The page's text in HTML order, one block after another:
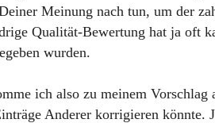
Meinung nach tun, um der
Qualität-Bewertung hat ja oft
wurden.
ich also zu meinem Vorschlag
Anderer korrigieren könnte.